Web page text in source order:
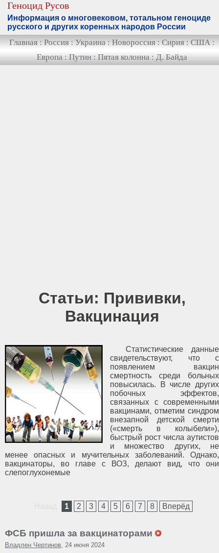
Геноцид Русов
Информация о многовековом, тотальном геноциде
русского и других коренных народов России
Главная : Россия : Украина : Новороссия : Сирия : США :
Европа : Путин : Пятая колонна : Д. Байда
Статьи: Прививки,
Вакцинация
Статистические данные
свидетельствуют, что с
появлением вакцин
смертность среди больных
повысилась. В числе других
побочных эффектов,
связанных с современными
вакцинами, отметим синдром
внезапной детской смерти
(«смерть в колыбели»),
быстрый рост числа аутистов
и множество других, не
менее опасных и мучительных заболеваний. Однако,
вакцинаторы, во главе с ВОЗ, делают вид, что они
слепоглухонемые
1 2 3 4 5 6 7 8 Вперёд
ФСБ пришла за вакцинаторами
Владлен Чертинов, 24 июня 2024